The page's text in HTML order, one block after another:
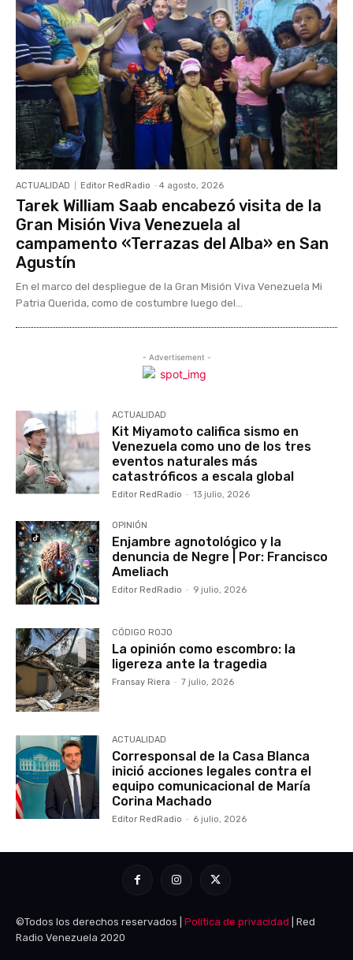
ACTUALIDAD Editor RedRadio - 4 agosto, 2026
Tarek William Saab encabezó visita de la
Gran Misión Viva Venezuela al
campamento «Terrazas del Alba» en San
Agustín
En el marco del despliegue de la Gran Misión Viva Venezuela Mi
Patria Querida, como de costumbre luego del...
- Advertisement -
ACTUALIDAD
Kit Miyamoto califica sismo en
Venezuela como uno de los tres
eventos naturales más
catastróficos a escala global
Editor RedRadio - 13 julio, 2026
OPINIÓN
Enjambre agnotológico y la
denuncia de Negre | Por: Francisco
Ameliach
Editor RedRadio - 9 julio, 2026
CÓDIGO ROJO
La opinión como escombro: la
ligereza ante la tragedia
Fransay Riera - 7 julio, 2026
ACTUALIDAD
Corresponsal de la Casa Blanca
inició acciones legales contra el
equipo comunicacional de María
Corina Machado
Editor RedRadio - 6 julio, 2026
©Todos los derechos reservados | Política de privacidad | Red
Radio Venezuela 2020